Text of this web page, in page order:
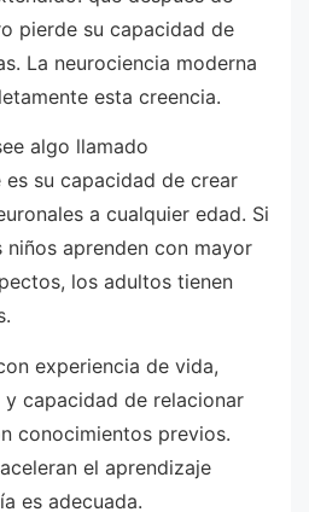
pierde su capacidad de
La neurociencia moderna
esta creencia.
algo llamado
su capacidad de crear
a cualquier edad. Si
aprenden con mayor
los adultos tienen
experiencia de vida,
capacidad de relacionar
conocimientos previos.
el aprendizaje
es adecuada.